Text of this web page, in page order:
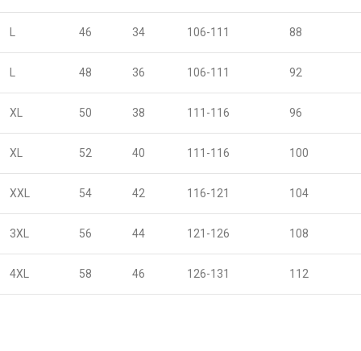
46 34 106-111 88
48 36 106-111 92
XL 50 38 111-116 96
XL 52 40 111-116 100
XXL 54 42 116-121 104
3XL 56 44 121-126 108
4XL 58 46 126-131 112